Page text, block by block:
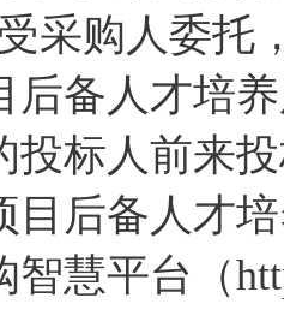
采购人委托
后备人才培
投标人前来
目后备人才
智慧平台（